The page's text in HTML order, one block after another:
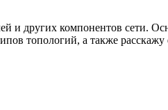
и других компонентов сети.
топологий, а также расскажу